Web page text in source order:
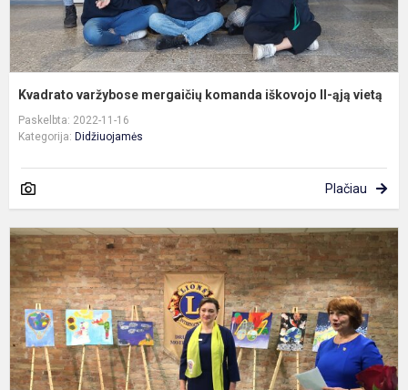
Kvadrato varžybose mergaičių komanda iškovojo II-ąją vietą
Paskelbta: 2022-11-16
Kategorija: Didžiuojamės
Plačiau